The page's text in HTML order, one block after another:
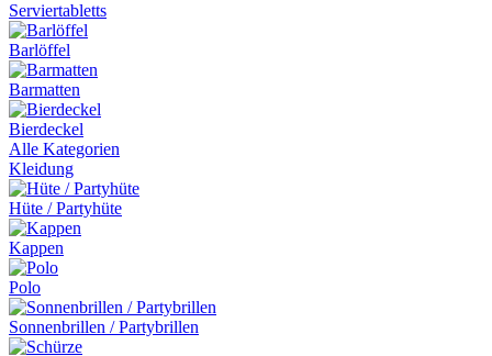
Serviertabletts
Barlöffel
Barmatten
Bierdeckel
Alle Kategorien
Kleidung
Hüte / Partyhüte
Kappen
Polo
Sonnenbrillen / Partybrillen